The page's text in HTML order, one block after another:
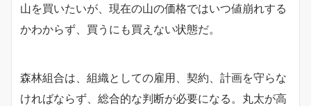
山を買いたいが、現在の山の価格ではいつ値崩れする
かわからず、買うにも買えない状態だ。
森林組合は、組織としての雇用、契約、計画を守らな
ければならず、総合的な判断が必要になる。丸太が高